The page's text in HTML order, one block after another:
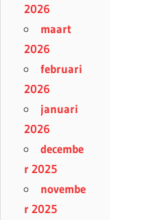
2026
maart
2026
februari
2026
januari
2026
decembe
r 2025
novembe
r 2025